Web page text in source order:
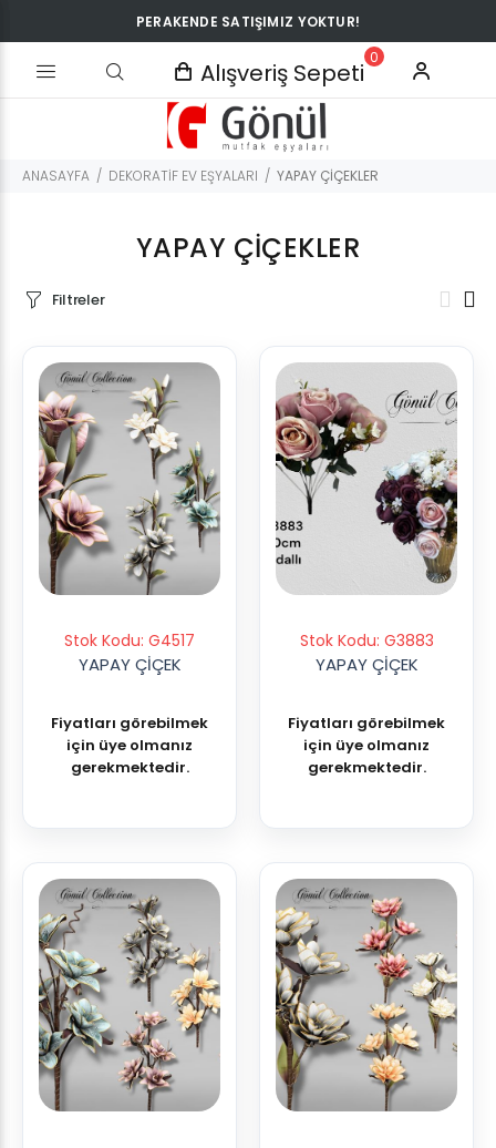
PERAKENDE SATIŞIMIZ YOKTUR!
Alışveriş Sepeti
0
ANASAYFA DEKORATİF EV EŞYALARI YAPAY ÇİÇEKLER
YAPAY ÇİÇEKLER
Filtreler
Stok Kodu: G4517
YAPAY ÇİÇEK
Fiyatları görebilmek
için üye olmanız
gerekmektedir.
Stok Kodu: G3883
YAPAY ÇİÇEK
Fiyatları görebilmek
için üye olmanız
gerekmektedir.